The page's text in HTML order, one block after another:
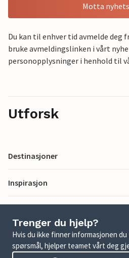
Motta
Du kan til enhver tid avmelde deg
bruke avmeldingslinken i vårt
personopplysninger i henhold til
Utforsk
Destinasjoner
Inspirasjon
Trenger du hjelp?
Hvis du ikke finner informasjonen
spørsmål, hjelper teamet vårt deg